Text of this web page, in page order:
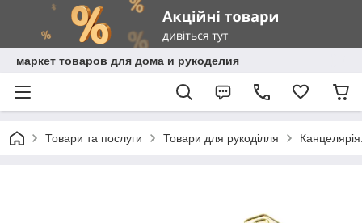
маркет товаров для дома и рукоделия
Товари та послуги Товари для рукоділля